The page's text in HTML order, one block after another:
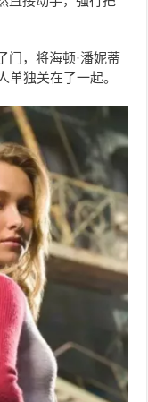
门，将海顿·潘妮蒂
单独关在了一起。